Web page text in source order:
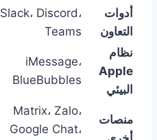
أدوات
التعاون
Slack، Discord،
Teams
نظام
Apple
البيئي
iMessage،
BlueBubbles
منصات
Matrix، Zalo،
Google Chat،